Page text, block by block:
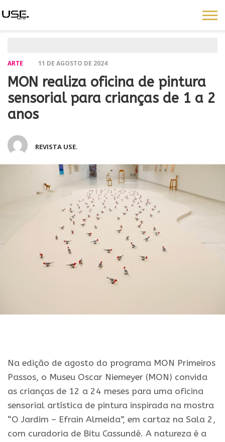
ARTE 11 DE AGOSTO DE 2024
MON realiza oficina de pintura
sensorial para crianças de 1 a 2
anos
REVISTA USE.
Na edição de agosto do programa MON Primeiros
Passos, o Museu Oscar Niemeyer (MON) convida
as crianças de 12 a 24 meses para uma oficina
sensorial artística de pintura inspirada na mostra
“O Jardim – Efrain Almeida”, em cartaz na Sala 2,
com curadoria de Bitu Cassundé. A natureza é a